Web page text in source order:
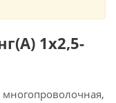
1х2,5-